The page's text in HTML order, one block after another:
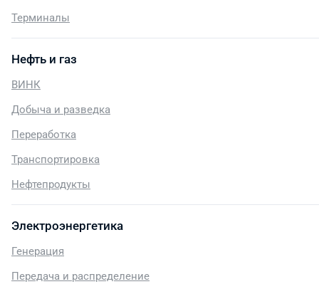
Терминалы
Нефть и газ
ВИНК
Добыча и разведка
Переработка
Транспортировка
Нефтепродукты
Электроэнергетика
Генерация
Передача и распределение